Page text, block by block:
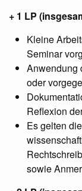
+ 1 LP
Kleine
Seminar
Anwendung
oder
Reflexion
Es gelten
sowie